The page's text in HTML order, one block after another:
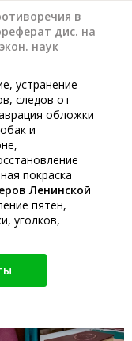
в
дис. на
наук
устранение
следов от
обложки
и
покраска
Ленинской
пятен,
уголков,